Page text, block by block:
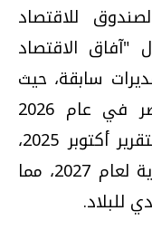
للاقتصاد
الاقتصاد
سابقة، حيث
رفع الصندوق توقعاته لنمو مصر في عام 2026
بمقدار 0.2 نقطة مئوية مقارنة بتقرير أكتوبر 2025،
كما رفعها بمقدار 0.7 نقطة مئوية لعام 2027، مما
للبلاد.